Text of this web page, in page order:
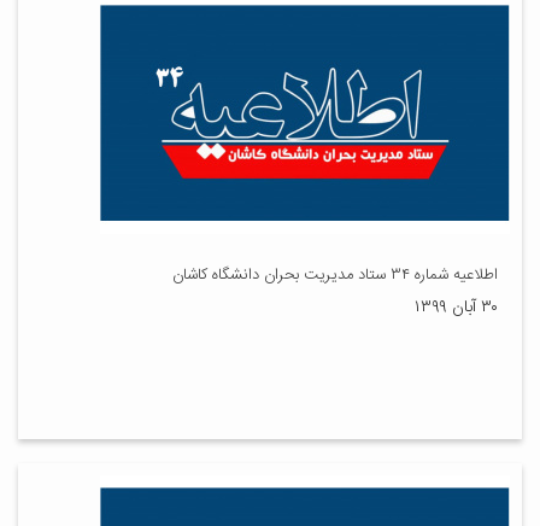
اطلاعیه شماره ۳۴ ستاد مدیریت بحران دانشگاه کاشان
۳۰ آبان ۱۳۹۹